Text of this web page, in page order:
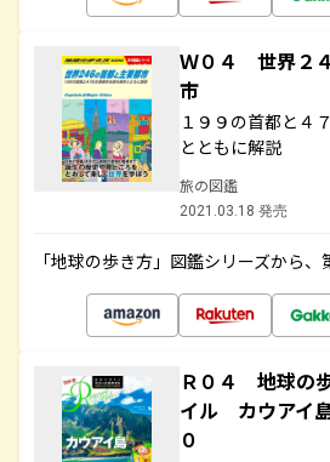
Ｗ０４ 世界２
市
１９９の首都と４
とともに解説
旅の図鑑
2021.03.18 発売
「地球の歩き方」図鑑シリーズから、
Ｒ０４ 地球の
イル カウアイ
０